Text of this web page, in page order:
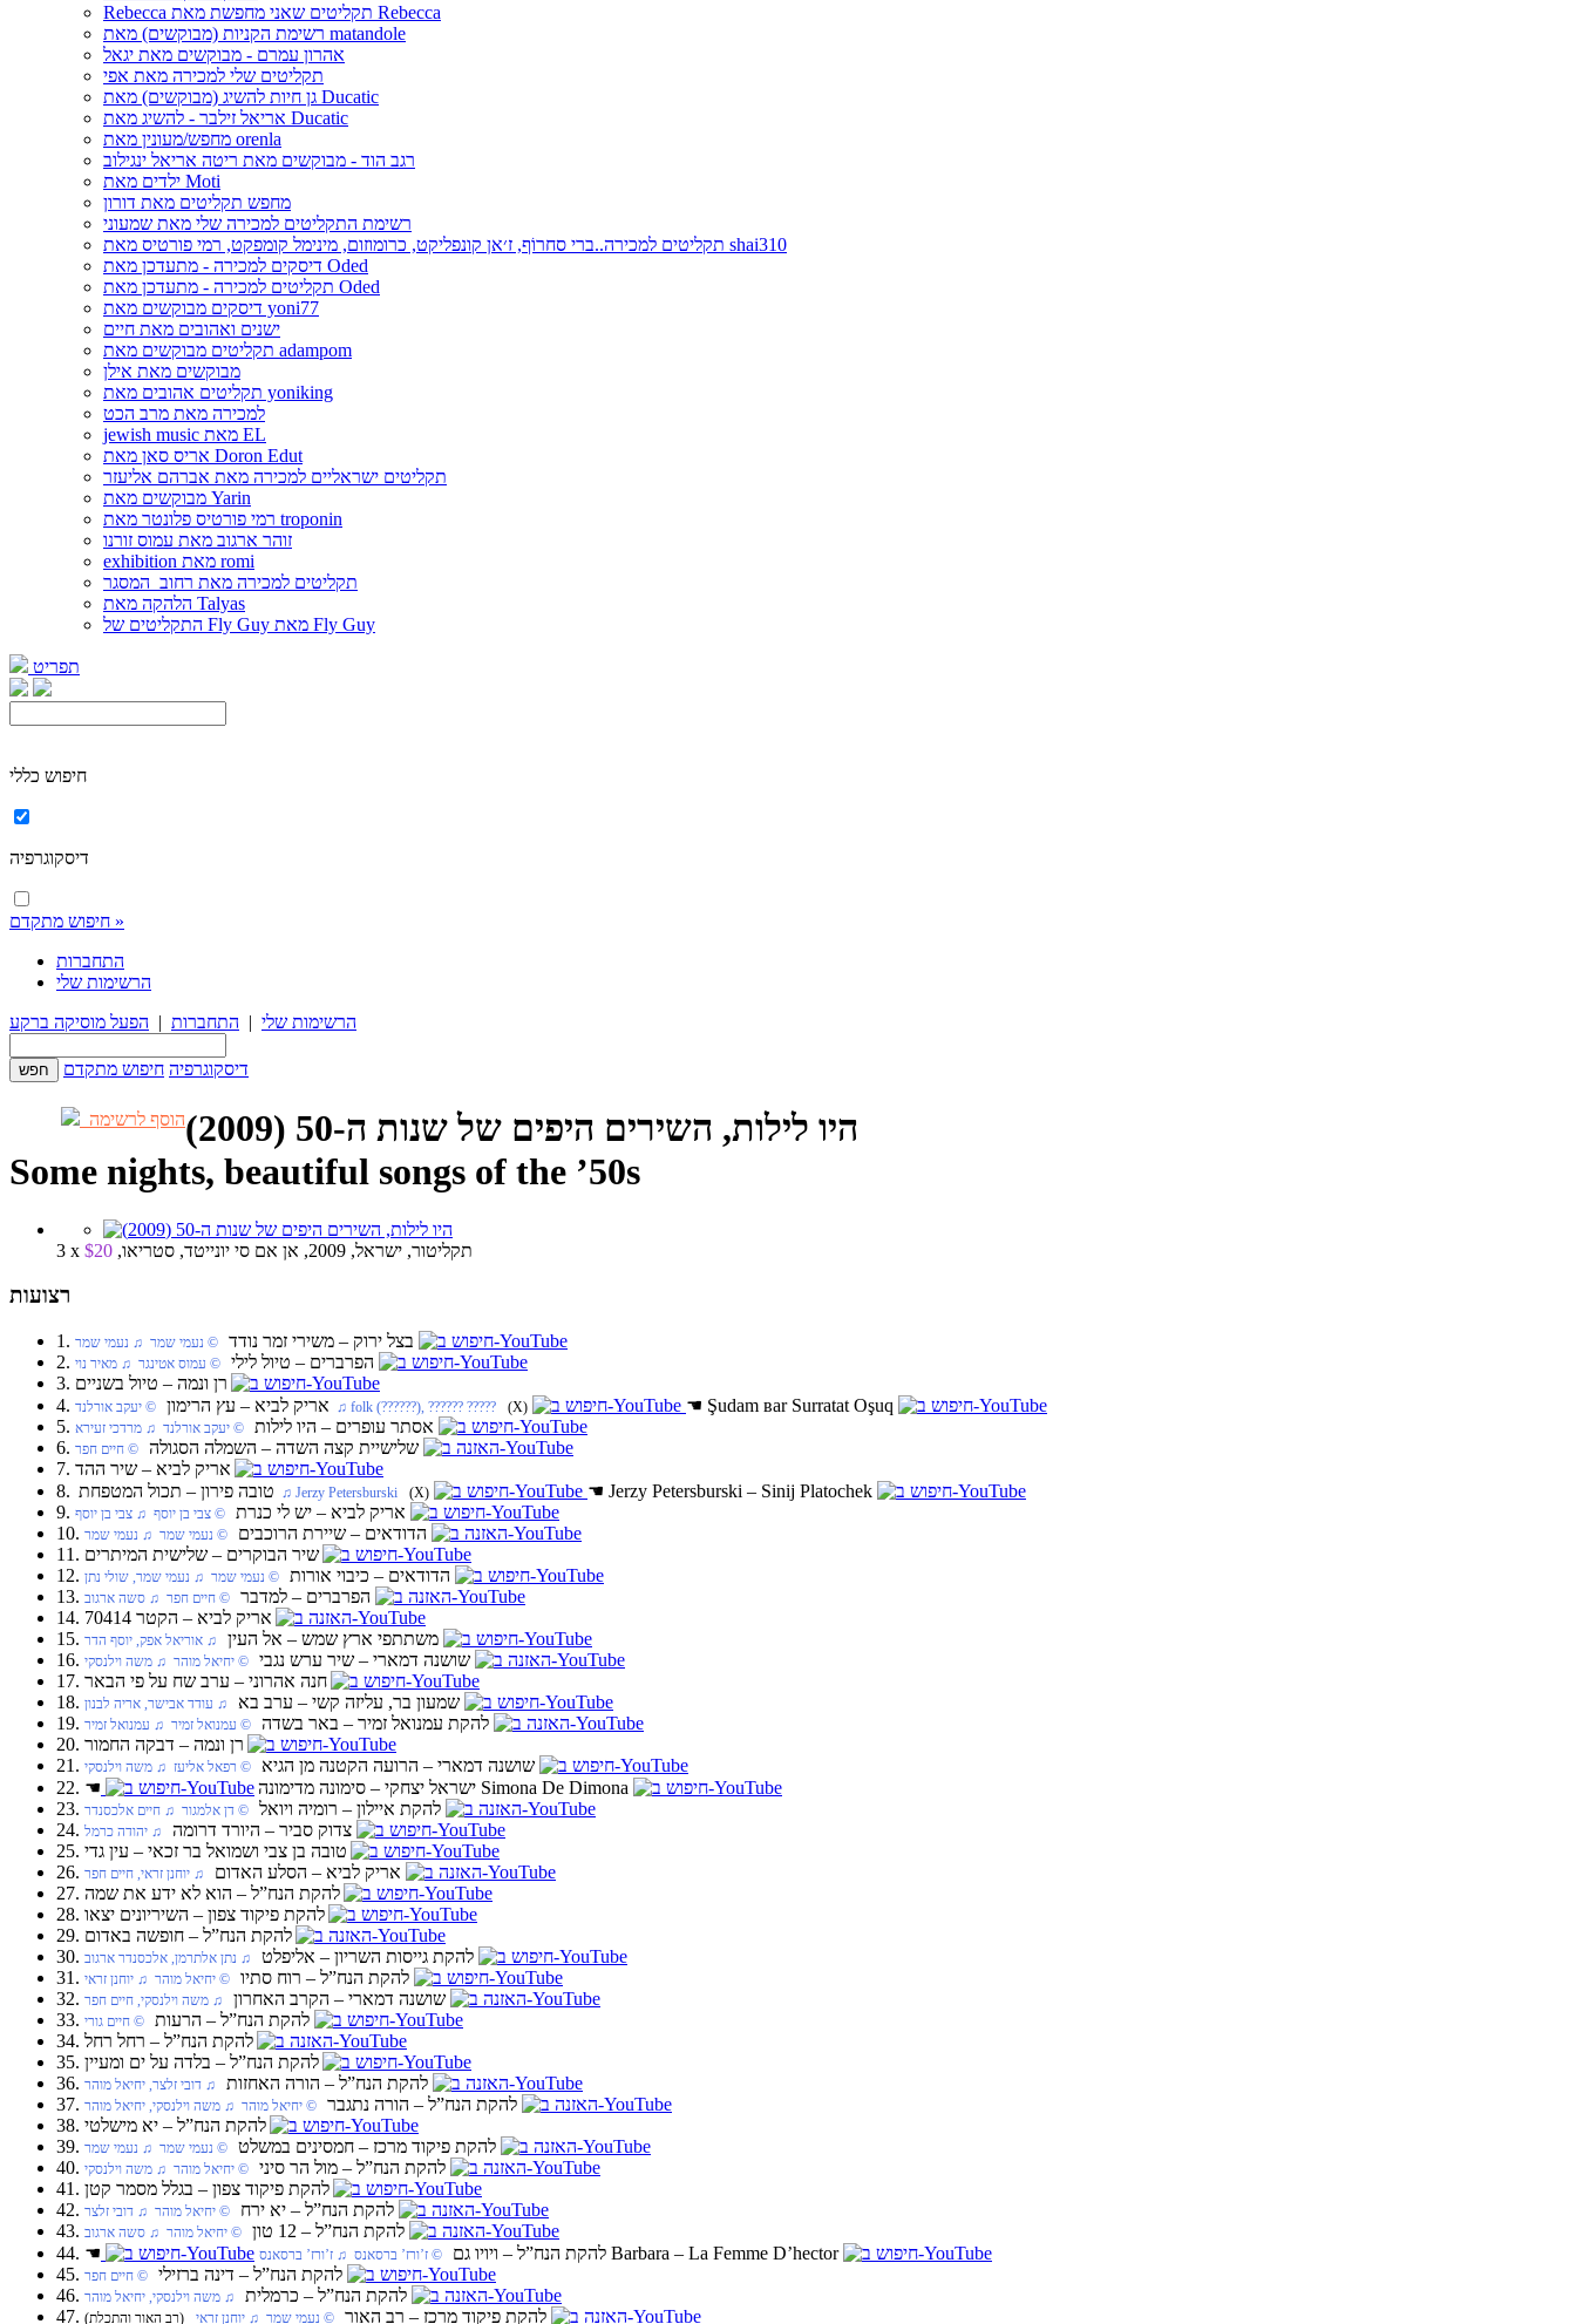
Rebecca תקליטים שאני מחפשת מאת Rebecca
רשימת הקניות (מבוקשים) מאת matandole
אהרון עמרם - מבוקשים מאת יגאל
תקליטים שלי למכירה מאת אפי
גן חיות להשיג (מבוקשים) מאת Ducatic
אריאל זילבר - להשיג מאת Ducatic
מחפש/מעונין מאת orenla
רגב הוד - מבוקשים מאת ריטה אריאל ינגילוב
ילדים מאת Moti
מחפש תקליטים מאת דורון
רשימת התקליטים למכירה שלי מאת שמעוני
תקליטים למכירה..ברי סחרוֹף, ז׳אן קונפליקט, כרומוזום, מינימל קומפקט, רמי פורטיס מאת shai310
דיסקים למכירה - מתעדכן מאת Oded
תקליטים למכירה - מתעדכן מאת Oded
דיסקים מבוקשים מאת yoni77
ישנים ואהובים מאת חיים
תקליטים מבוקשים מאת adampom
מבוקשים מאת אילן
תקליטים אהובים מאת yoniking
למכירה מאת מרב הכט
jewish music מאת EL
אריס סאן מאת Doron Edut
תקליטים ישראליים למכירה מאת אברהם אליעזר
מבוקשים מאת Yarin
רמי פורטיס פלונטר מאת troponin
זוהר ארגוב מאת עמוס זורנו
exhibition מאת romi
תקליטים למכירה מאת רחוב_המסגר
הלהקה מאת Talyas
התקליטים של Fly Guy מאת Fly Guy
תפריט
חיפוש כללי
חיפוש מתקדם »
התחברות
הרשימות שלי
הרשימות שלי | התחברות | הפעל מוסיקה ברקע
דיסקוגרפיה חיפוש מתקדם
הוסף לרשימה
היו לילות, השירים היפים של שנות ה-50 (2009)
Some nights, beautiful songs of the ’50s
3 x תקליטור, ישראל, 2009, אן אם סי יונייטד, סטריאו, $20
רצועות
1. בצל ירוק‏ – משירי זמר נודד ‏ © נעמי שמר‏ ♫ נעמי שמר
2. הפרברים‏ – טיול לילי ‏ © עמוס אטינגר‏ ♫ מאיר נוי
3. רן ונמה‏ – טיול בשניים
4. אריק לביא‏ – עץ הרימון ‏ © יעקב אורלנד‏ ♫ folk (??????), ?????? ????? (X) ☚ Şudam ʙar Surratat Oşuq
5. אסתר עופרים‏ – היו לילות ‏ © יעקב אורלנד‏ ♫ מרדכי זעירא
6. שלישיית קצה השדה‏ – השמלה הסגולה ‏ © חיים חפר
7. אריק לביא‏ – שיר ההד
8. טובה פירון‏ – תכול המטפחת ‏ ♫ Jerzy Petersburski (X) ☚ Jerzy Petersburski – Sinij Platochek
9. אריק לביא‏ – יש לי כנרת ‏ © צבי בן יוסף‏ ♫ צבי בן יוסף
10. הדודאים‏ – שיירת הרוכבים ‏ © נעמי שמר‏ ♫ נעמי שמר
11. שיר הבוקרים‏ – שלישית המיתרים
12. הדודאים‏ – כיבוי אורות ‏ © נעמי שמר‏ ♫ נעמי שמר, שולי נתן
13. הפרברים‏ – למדבר ‏ © חיים חפר‏ ♫ סשה ארגוב
14. אריק לביא‏ – הקטר 70414
15. משתתפי ארץ שמש‏ – אל העין ‏ ♫ אוריאל אפק, יוסף הדר
16. שושנה דמארי‏ – שיר ערש נגבי ‏ © יחיאל מוהר‏ ♫ משה וילנסקי
17. חנה אהרוני‏ – ערב שח על פי הבאר
18. שמעון בר, עליזה קשי‏ – ערב בא ‏ ♫ עודד אבישר, אריה לבנון
19. להקת עמנואל זמיר‏ – באר בשדה ‏ © עמנואל זמיר‏ ♫ עמנואל זמיר
20. רן ונמה‏ – דבקה החמור
21. שושנה דמארי‏ – הרועה הקטנה מן הגיא ‏ © רפאל אליעז‏ ♫ משה וילנסקי
22. ישראל יצחקי‏ – סימונה מדימונה ☚
Simona De Dimona
23. להקת איילון‏ – רומיה ויואל ‏ © דן אלמגור‏ ♫ חיים אלכסנדר
24. צדוק סביר‏ – היורד דרומה ‏ ♫ יהודה כרמל
25. טובה בן צבי ושמואל בר זכאי‏ – עין גדי
26. אריק לביא‏ – הסלע האדום ‏ ♫ יוחנן זראי, חיים חפר
27. להקת הנח”ל‏ – הוא לא ידע את שמה
28. להקת פיקוד צפון‏ – השיריונים יצאו
29. להקת הנח”ל‏ – חופשה באדום
30. להקת גייסות השריון‏ – אליפלט ‏ ♫ נתן אלתרמן, אלכסנדר ארגוב
31. להקת הנח”ל‏ – רוח סתיו ‏ © יחיאל מוהר‏ ♫ יוחנן זראי
32. שושנה דמארי‏ – הקרב האחרון ‏ ♫ משה וילנסקי, חיים חפר
33. להקת הנח”ל‏ – הרעות ‏ © חיים גורי
34. להקת הנח”ל‏ – רחל רחל
35. להקת הנח”ל‏ – בלדה על ים ומעיין
36. להקת הנח”ל‏ – הורה האחזות ‏ ♫ דובי זלצר, יחיאל מוהר
37. להקת הנח”ל‏ – הורה נתגבר ‏ © יחיאל מוהר‏ ♫ משה וילנסקי, יחיאל מוהר
38. להקת הנח”ל‏ – יא מישלטי
39. להקת פיקוד מרכז‏ – חמסינים במשלט ‏ © נעמי שמר‏ ♫ נעמי שמר
40. להקת הנח”ל‏ – מול הר סיני ‏ © יחיאל מוהר‏ ♫ משה וילנסקי
41. להקת פיקוד צפון‏ – בגלל מסמר קטן
42. להקת הנח”ל‏ – יא ירח ‏ © יחיאל מוהר‏ ♫ דובי זלצר
43. להקת הנח”ל‏ – 12 טון ‏ © יחיאל מוהר‏ ♫ סשה ארגוב
44. להקת הנח”ל‏ – ויויו גם ‏ © ז’ורז’ ברסאנס‏ ♫ ז’ורז’ ברסאנס ☚
Barbara – La Femme D’hector
45. להקת הנח”ל‏ – דינה ברזילי ‏ © חיים חפר
46. להקת הנח”ל‏ – כרמלית ‏ ♫ משה וילנסקי, יחיאל מוהר
47. להקת פיקוד מרכז‏ – רב האור ‏ © נעמי שמר‏ ♫ יוחנן זראי (רב האור והתכלת)